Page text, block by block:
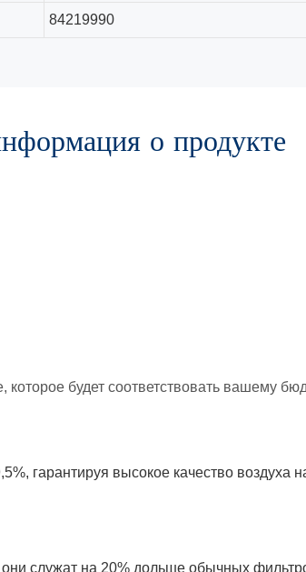
84219990
о продукте
будет соответствовать вашему
гарантируя высокое качество воздуха
служат на 20% дольше обычных